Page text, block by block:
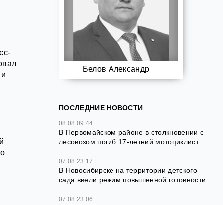
Белов Александр
ПОСЛЕДНИЕ НОВОСТИ
08.08 09:44
В Первомайском районе в столкновении с
лесовозом погиб 17-летний мотоциклист
07.08 23:17
В Новосибирске на территории детского
сада ввели режим повышенной готовности
07.08 23:06